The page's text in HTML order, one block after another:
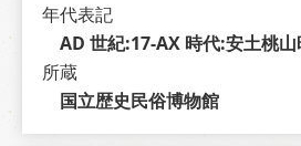
年代表記
AD 世紀:17-AX 時代:安土桃
所蔵
国立歴史民俗博物館